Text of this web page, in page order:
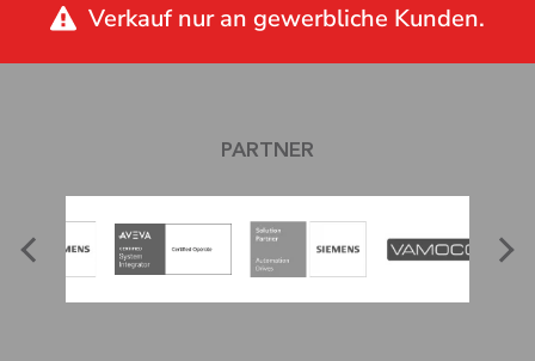
Verkauf nur an gewerbliche Kunden.
PARTNER